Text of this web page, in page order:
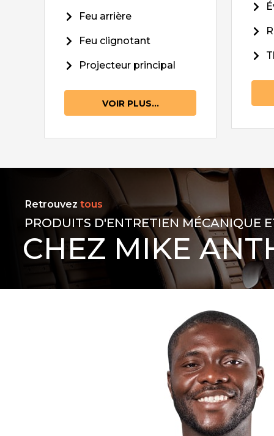
Feu arrière
Feu clignotant
Projecteur principal
VOIR PLUS...
Retrouvez tous
PRODUITS D'ENTRETIEN MÉCANIQUE
CHEZ MIKE